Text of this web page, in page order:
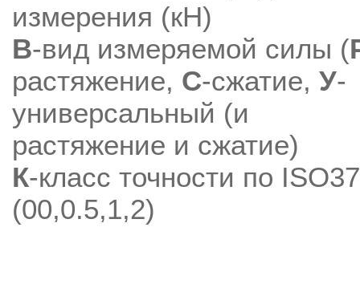
измерения (кН)
В-вид измеряемой силы (
растяжение, С-сжатие, У-
универсальный (и
растяжение и сжатие)
К-класс точности по
(00,0.5,1,2)